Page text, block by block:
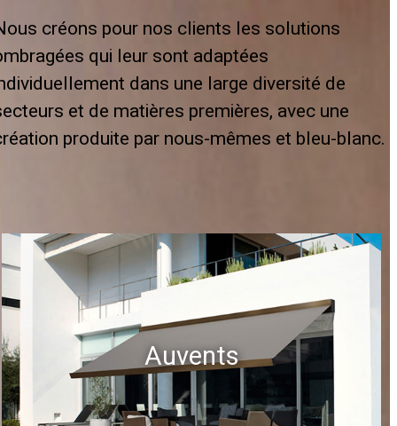
Nous créons pour nos clients les solutions
ombragées qui leur sont adaptées
individuellement dans une large diversité de
secteurs et de matières premières, avec une
création produite par nous-mêmes et bleu-blanc.
Auvents